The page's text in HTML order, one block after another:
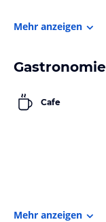
Mehr anzeigen
Gastronomie
Cafe
Mehr anzeigen